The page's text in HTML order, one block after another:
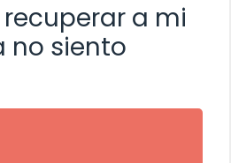
recuperar a mi
no siento